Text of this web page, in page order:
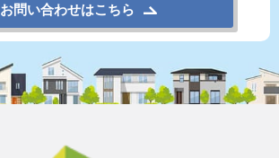
お問い合わせはこちら